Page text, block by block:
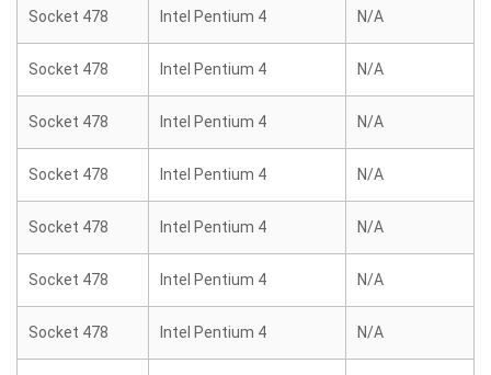
Socket 478 Intel Pentium 4 N/A
Socket 478 Intel Pentium 4 N/A
Socket 478 Intel Pentium 4 N/A
Socket 478 Intel Pentium 4 N/A
Socket 478 Intel Pentium 4 N/A
Socket 478 Intel Pentium 4 N/A
Socket 478 Intel Pentium 4 N/A